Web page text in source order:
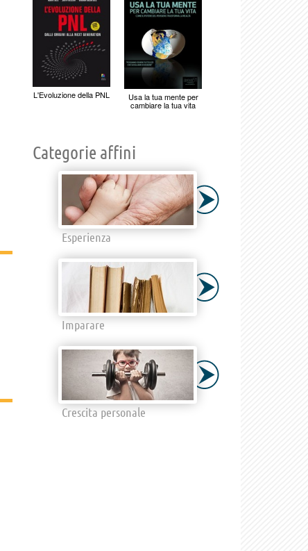
L'Evoluzione della PNL Usa la tua mente per
cambiare la tua vita
Categorie affini
Esperienza
Imparare
Crescita personale